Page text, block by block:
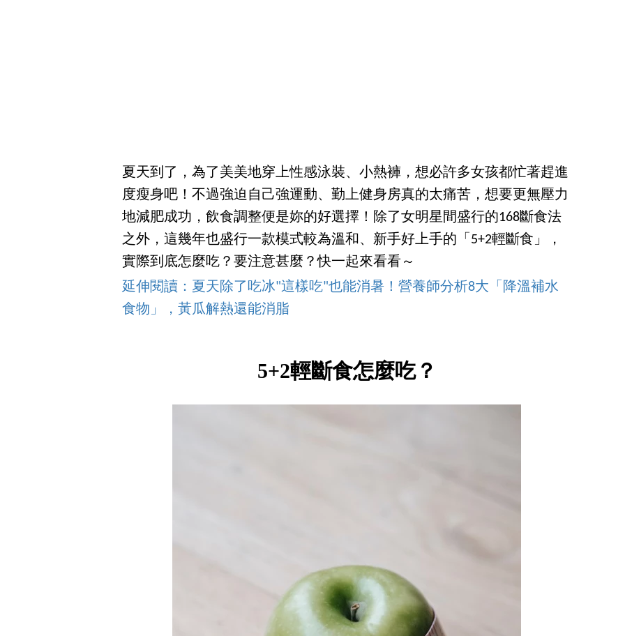
夏天到了，為了美美地穿上性感泳裝、小熱褲，想必許多女孩都忙著趕進
度瘦身吧！不過強迫自己強運動、勤上健身房真的太痛苦，想要更無壓力
地減肥成功，飲食調整便是妳的好選擇！除了女明星間盛行的168斷食法
之外，這幾年也盛行一款模式較為溫和、新手好上手的「5+2輕斷食」，
實際到底怎麼吃？要注意甚麼？快一起來看看～
延伸閱讀：夏天除了吃冰"這樣吃"也能消暑！營養師分析8大「降溫補水
食物」，黃瓜解熱還能消脂
5+2輕斷食怎麼吃？